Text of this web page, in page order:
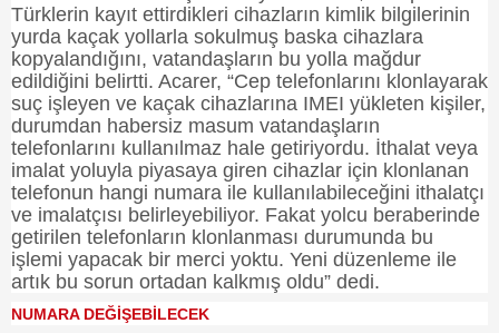
Türklerin kayıt ettirdikleri cihazların kimlik bilgilerinin
yurda kaçak yollarla sokulmuş baska cihazlara
kopyalandığını, vatandaşların bu yolla mağdur
edildiğini belirtti. Acarer, “Cep telefonlarını klonlayarak
suç işleyen ve kaçak cihazlarına IMEI yükleten kişiler,
durumdan habersiz masum vatandaşların
telefonlarını kullanılmaz hale getiriyordu. İthalat veya
imalat yoluyla piyasaya giren cihazlar için klonlanan
telefonun hangi numara ile kullanılabileceğini ithalatçı
ve imalatçısı belirleyebiliyor. Fakat yolcu beraberinde
getirilen telefonların klonlanması durumunda bu
işlemi yapacak bir merci yoktu. Yeni düzenleme ile
artık bu sorun ortadan kalkmış oldu” dedi.
NUMARA DEĞİŞEBİLECEK